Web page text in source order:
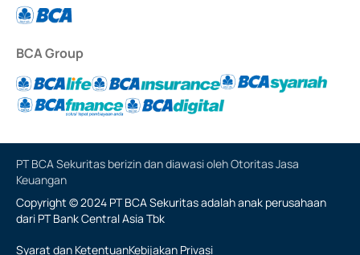
BCA Group
PT BCA Sekuritas berizin dan diawasi oleh Otoritas Jasa
Keuangan
Copyright © 2024 PT BCA Sekuritas adalah anak perusahaan
dari PT Bank Central Asia Tbk
Syarat dan KetentuanKebijakan Privasi